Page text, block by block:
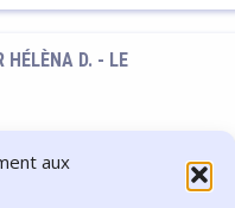
aux
!?! Pas de panique,
une
et d’outils
de mieux
discipline.
HÉLÈNA D. - LE
laisse le
voix…